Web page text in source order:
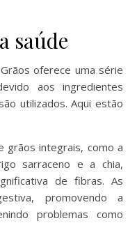
saúde
oferece uma série
aos ingredientes
utilizados. Aqui estão
grãos integrais, como a
sarraceno e a chia,
de fibras. As
promovendo a
problemas como